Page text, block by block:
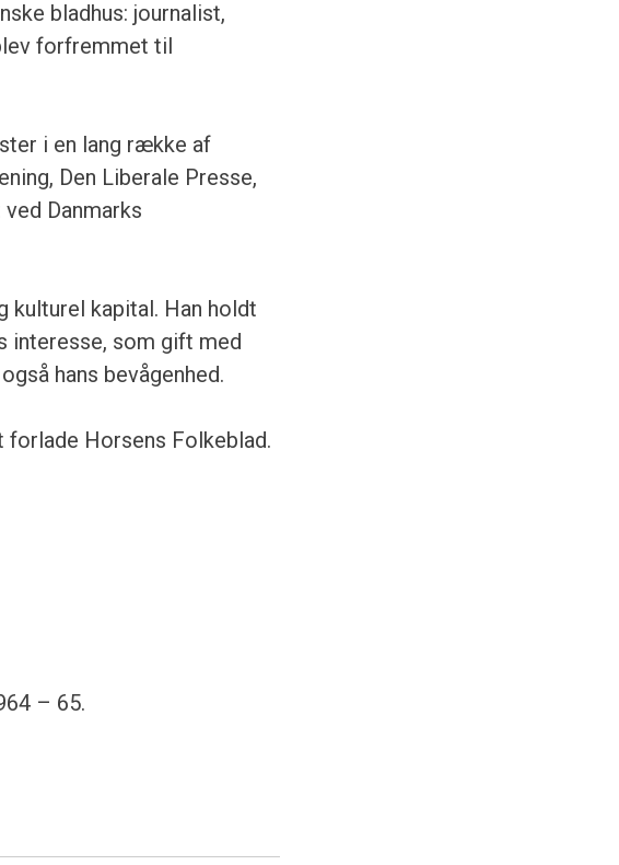
bladhus: journalist,
forfremmet til
i en lang række af
Den Liberale Presse,
Danmarks
kulturel kapital. Han holdt
interesse, som gift med
hans bevågenhed.
Horsens Folkeblad.
– 65.